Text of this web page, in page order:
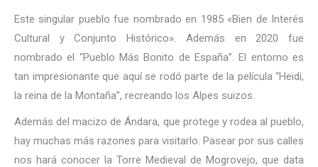
Este singular pueblo fue nombrado en 1985 «Bien de Interés
Cultural y Conjunto Histórico». Además en 2020 fue
nombrado el “Pueblo Más Bonito de España”. El entorno es
tan impresionante que aquí se rodó parte de la película “Heidi,
la reina de la Montaña”, recreando los Alpes suizos.
Además del macizo de Ándara, que protege y rodea al pueblo,
hay muchas más razones para visitarlo. Pasear por sus calles
nos hará conocer la Torre Medieval de Mogrovejo, que data